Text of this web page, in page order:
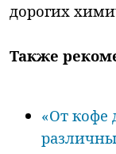
дорогих
Также
«От кофе